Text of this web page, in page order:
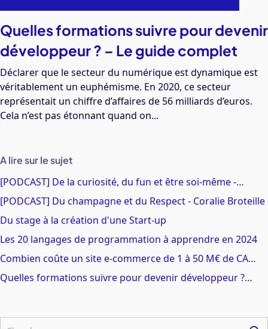
Quelles formations suivre pour devenir
développeur ? – Le guide complet
Déclarer que le secteur du numérique est dynamique est
véritablement un euphémisme. En 2020, ce secteur
représentait un chiffre d’affaires de 56 milliards d’euros.
Cela n’est pas étonnant quand on...
A lire sur le sujet
[PODCAST] De la curiosité, du fun et être soi-même -…
[PODCAST] Du champagne et du Respect - Coralie Broteille
Du stage à la création d'une Start-up
Les 20 langages de programmation à apprendre en 2024
Combien coûte un site e-commerce de 1 à 50 M€ de CA…
Quelles formations suivre pour devenir développeur ?…